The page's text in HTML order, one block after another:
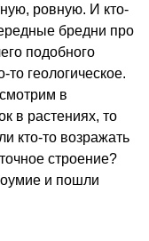
ровную. И кто-
бредни про
подобного
то геологическое.
в
в растениях, то
кто-то возражать
строение?
и пошли